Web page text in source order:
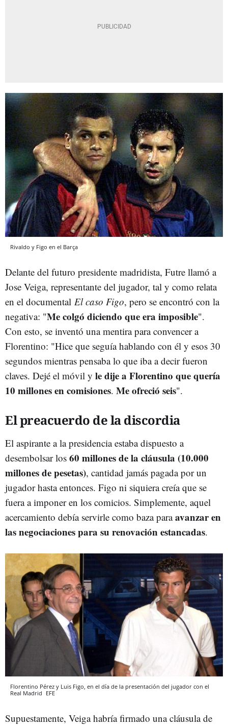
Rivaldo y Figo en el Barça
Delante del futuro presidente madridista, Futre llamó a
Jose Veiga, representante del jugador, tal y como relata
en el documental El caso Figo, pero se encontró con la
negativa: "Me colgó diciendo que era imposible".
Con esto, se inventó una mentira para convencer a
Florentino: "Hice que seguía hablando con él y esos 30
segundos mientras pensaba lo que iba a decir fueron
claves. Dejé el móvil y le dije a Florentino que quería
10 millones en comisiones. Me ofreció seis".
El preacuerdo de la discordia
El aspirante a la presidencia estaba dispuesto a
desembolsar los 60 millones de la cláusula (10.000
millones de pesetas), cantidad jamás pagada por un
jugador hasta entonces. Figo ni siquiera creía que se
fuera a imponer en los comicios. Simplemente, aquel
acercamiento debía servirle como baza paraavanzar en
las negociaciones para su renovación estancadas.
Florentino Pérez y Luis Figo, en el día de la presentación del jugador con el
Real Madrid EFE
Supuestamente, Veiga habría firmado una cláusula de